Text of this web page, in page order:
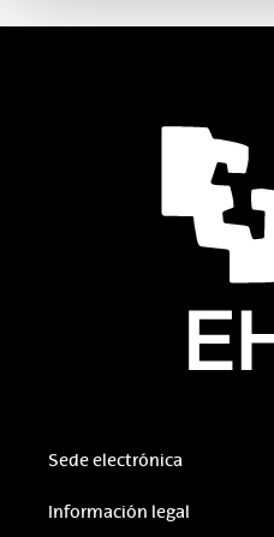
Sede electrónica
Información legal